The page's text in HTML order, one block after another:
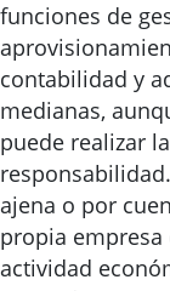
funciones de
contabilidad y
medianas,
puede realizar
ajena o por
propia
actividad